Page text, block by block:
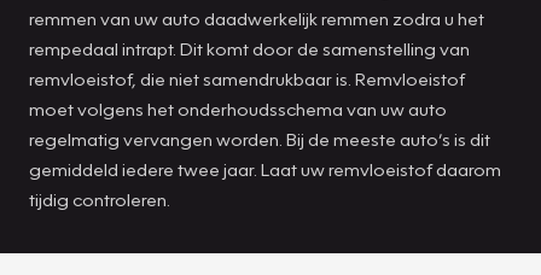
remmen van uw auto daadwerkelijk remmen zodra u het
rempedaal intrapt. Dit komt door de samenstelling van
remvloeistof, die niet samendrukbaar is. Remvloeistof
moet volgens het onderhoudsschema van uw auto
regelmatig vervangen worden. Bij de meeste auto’s is dit
gemiddeld iedere twee jaar. Laat uw remvloeistof daarom
tijdig controleren.